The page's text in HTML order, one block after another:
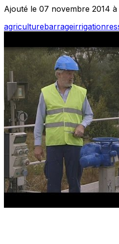
Ajouté le 07 novembre 2014 à
agriculturebarrageirrigation